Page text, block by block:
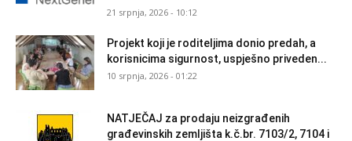
21 srpnja, 2026 - 10:12
Projekt koji je roditeljima donio predah, a
korisnicima sigurnost, uspješno priveden...
10 srpnja, 2026 - 01:22
NATJEČAJ za prodaju neizgrađenih
građevinskih zemljišta k.č.br. 7103/2, 7104 i